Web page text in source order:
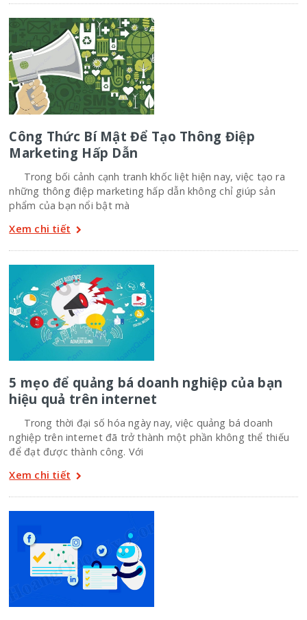
Công Thức Bí Mật Để Tạo Thông Điệp
Marketing Hấp Dẫn
Trong bối cảnh cạnh tranh khốc liệt hiện nay, việc tạo ra
những thông điệp marketing hấp dẫn không chỉ giúp sản
phẩm của bạn nổi bật mà
Xem chi tiết
5 mẹo để quảng bá doanh nghiệp của bạn
hiệu quả trên internet
Trong thời đại số hóa ngày nay, việc quảng bá doanh
nghiệp trên internet đã trở thành một phần không thể thiếu
để đạt được thành công. Với
Xem chi tiết